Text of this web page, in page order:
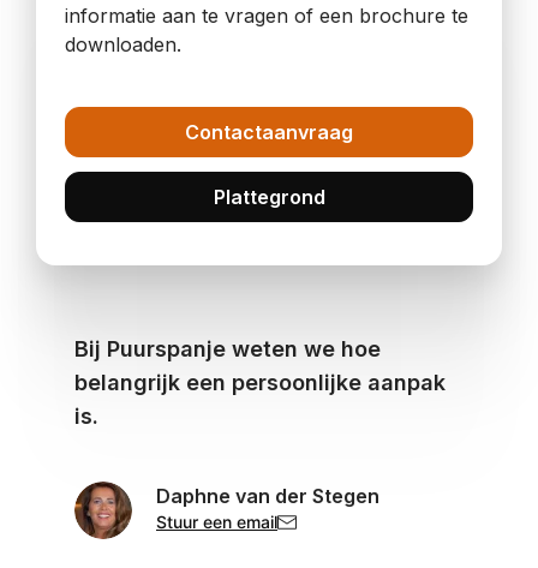
informatie aan te vragen of een brochure te
downloaden.
Contactaanvraag
Plattegrond
Bij Puurspanje weten we hoe
belangrijk een persoonlijke aanpak
is.
Daphne van der Stegen
Stuur een email